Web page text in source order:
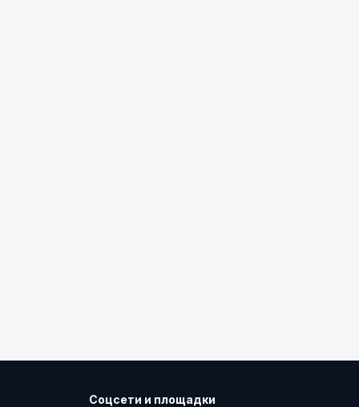
Соцсети и площадки